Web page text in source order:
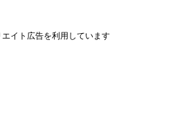
イト広告を利用しています